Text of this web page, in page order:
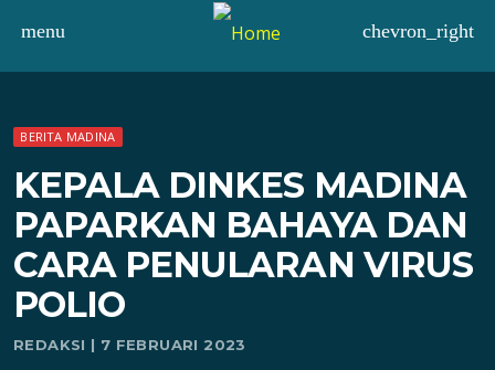
menu chevron_right
BERITA MADINA
KEPALA DINKES MADINA
PAPARKAN BAHAYA DAN
CARA PENULARAN VIRUS
POLIO
REDAKSI | 7 FEBRUARI 2023